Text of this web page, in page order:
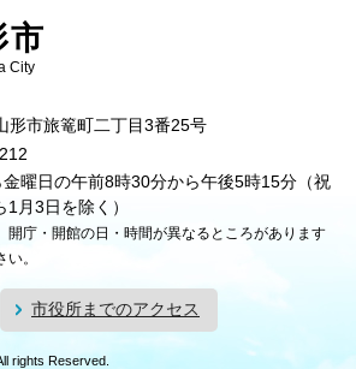
市
City
市旅篭町二丁目3番25号
曜日の午前8時30分から午後5時15分（祝
月3日を除く）
庁・開館の日・時間が異なるところがあります
。
市役所までのアクセス
rights Reserved.